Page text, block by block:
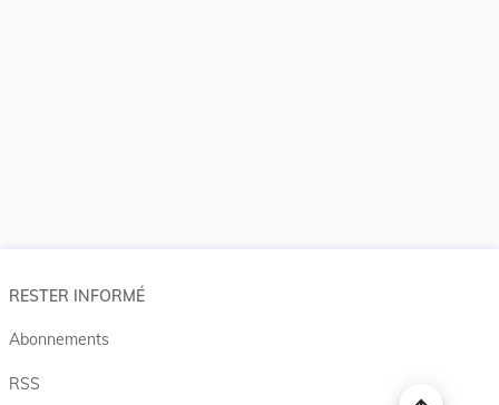
RESTER INFORMÉ
Abonnements
RSS